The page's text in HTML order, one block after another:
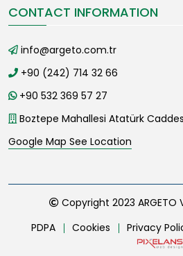
CONTACT INFORMATION
info@argeto.com.tr
+90 (242) 714 32 66
+90 532 369 57 27
Boztepe Mahallesi Atatürk
Google Map See Location
Copyright 2023 ARGETO
PDPA
Cookies Privacy